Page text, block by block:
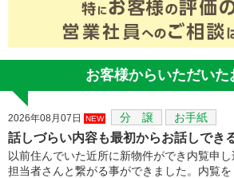
お客様からいただいた
2026年08月07日 NEW 分 譲 お手紙
話しづらい内容も最初からお話しでき
以前住んでいた近所に新物件ができ内覧申
担当者さんと繋がる事ができました。内覧